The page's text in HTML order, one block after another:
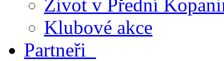
Život v Přední
Klubové akce
Partneři